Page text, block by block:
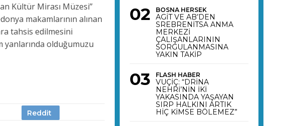
Kültür Mirası Müzesi”
makamlarının alınan
tahsis edilmesini
yanlarında olduğumuzu
BOSNA HERSEK
AGİT VE AB’DEN
SREBRENİTSA ANMA
MERKEZİ
ÇALIŞANLARININ
SORGULANMASINA
YAKIN TAKİP
FLASH HABER
VUÇİÇ: “DRİNA
NEHRİ’NİN İKİ
YAKASINDA YAŞAYAN
SIRP HALKINI ARTIK
HİÇ KİMSE BÖLEMEZ”